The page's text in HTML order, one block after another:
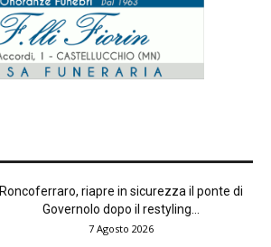
Roncoferraro, riapre in sicurezza il ponte di
Governolo dopo il restyling...
7 Agosto 2026